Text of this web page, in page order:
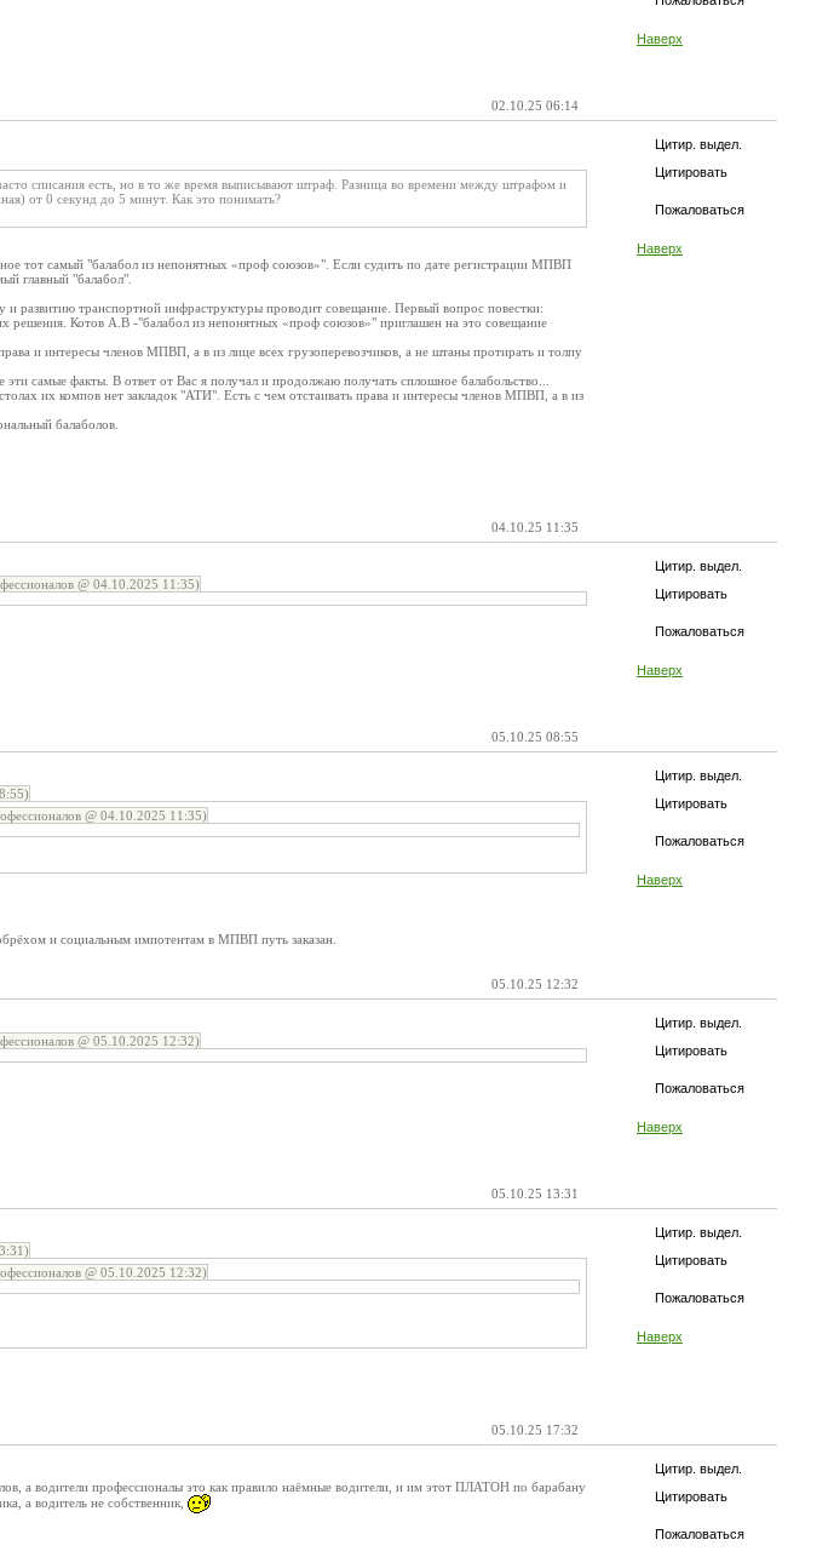
Наверх
02.10.25 06:14
Цитир. выдел.
Цитировать
Пожаловаться
Наверх
списания есть, но в то же время выписывают штраф. Разница во времени между штрафом и
от 0 секунд до 5 минут. Как это понимать?
тот самый "балабол из непонятных «проф союзов»". Если судить по дате регистрации МПВП
главный "балабол".
развитию транспортной инфраструктуры проводит совещание. Первый вопрос повестки:
Котов А.В -"балабол из непонятных «проф союзов»" приглашен на это совещание
и интересы членов МПВП, а в из лице всех грузоперевозчиков, а не штаны протирать и толпу
самые факты. В ответ от Вас я получал и продолжаю получать сплошное балабольство...
их компов нет закладок "АТИ". Есть с чем отстаивать права и интересы членов МПВП, а в из
балаболов.
04.10.25 11:35
Цитир. выдел.
Цитировать
Пожаловаться
Наверх
@ 04.10.2025 11:35)
05.10.25 08:55
Цитир. выдел.
Цитировать
Пожаловаться
Наверх
@ 04.10.2025 11:35)
и социальным импотентам в МПВП путь заказан.
05.10.25 12:32
Цитир. выдел.
Цитировать
Пожаловаться
Наверх
@ 05.10.2025 12:32)
05.10.25 13:31
Цитир. выдел.
Цитировать
Пожаловаться
Наверх
@ 05.10.2025 12:32)
05.10.25 17:32
Цитир. выдел.
Цитировать
Пожаловаться
а водители профессионалы это как правило наёмные водители, и им этот ПЛАТОН по барабану
а водитель не собственник,